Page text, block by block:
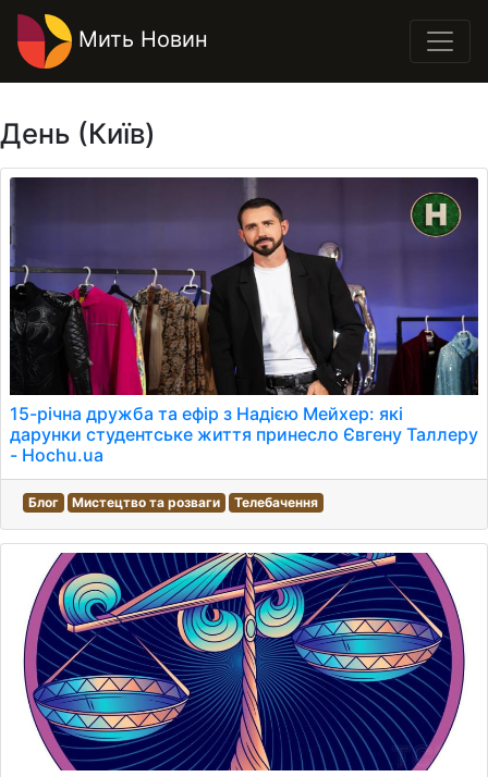
Мить Новин
День (Київ)
15-річна дружба та ефір з Надією Мейхер: які
дарунки студентське життя принесло Євгену Таллеру
- Hochu.ua
Блог Мистецтво та розваги Телебачення